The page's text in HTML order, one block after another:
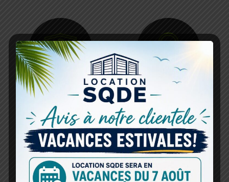
Entreposage
intérieur/extérieur
Sécurité
24/7